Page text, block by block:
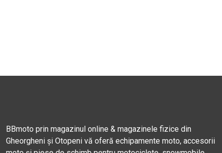
BBmoto prin magazinul online & magazinele fizice din
Gheorgheni și Otopeni vă oferă echipamente moto, accesorii